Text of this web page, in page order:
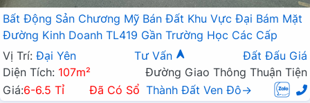
Bất Động Sản Chương Mỹ Bán Đất Khu Vực Đại Bám Mặt
Đường Kinh Doanh TL419 Gần Trường Học Các Cấp
Vị Trí: Đại Yên Tư Vấn
Đất Đấu Giá
Diện Tích: 107m²
Đường Giao Thông Thuận Tiện
Giá:6-6.5 Tỉ Đã Có Sổ Thành Đất Ven Đô→